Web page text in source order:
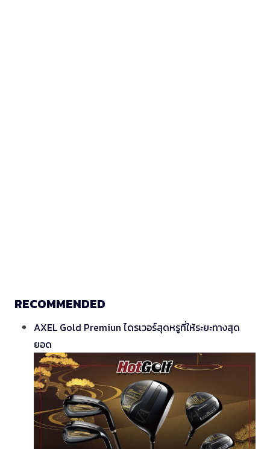
RECOMMENDED
AXEL Gold Premiun ไดรเวอร์สุดหรูที่ให้ระยะทางสุด
ยอด